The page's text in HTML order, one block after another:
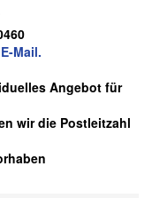
E-Mail.
Angebot für
wir die Postleitzahl